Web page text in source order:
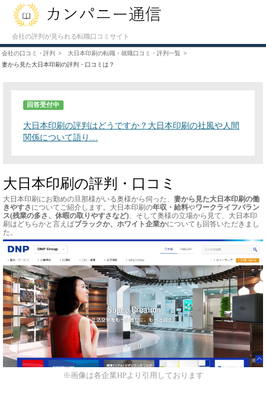
会社の評判が見られる転職口コミサイト
会社の口コミ・評判
大日本印刷の転職・就職口コミ・評判一覧
妻から見た大日本印刷の評判・口コミは？
回答受付中
大日本印刷の評判はどうですか？大日本印刷の社風や人間
関係について語り…
大日本印刷の評判・口コミ
大日本印刷にお勤めの旦那様がいる奥様から伺った、 妻から見た大日本印刷の働
きやすさ についてご紹介します。大日本印刷の年収・給料やワークライフバラン
ス(残業の多さ、休暇の取りやすさなど)、そして奥様の立場から見て、大日本印
刷はどちらかと言えばブラックか、ホワイト企業かについても回答いただきまし
た。
※画像は各企業HPより引用しております